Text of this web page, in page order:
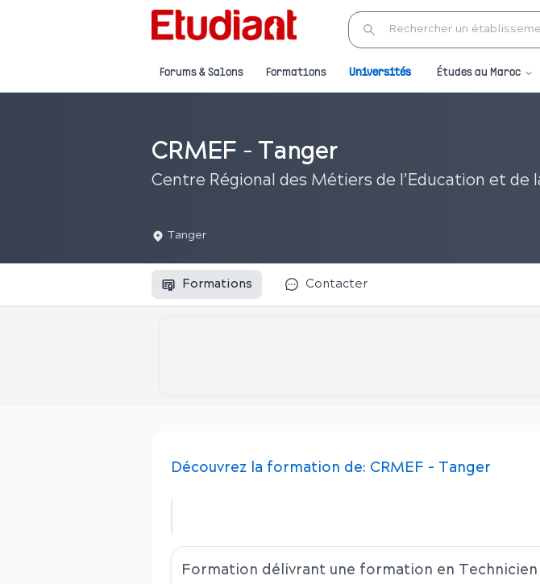
Forums & Salons Formations Universités Études au Maroc
CRMEF - Tanger
Centre Régional des Métiers de l’Education et de
Tanger
Formations Contacter
Découvrez la formation de: CRMEF - Tanger
Formation délivrant une formation en Technicien